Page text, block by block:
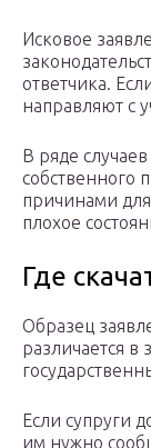
Исковое
ответчика.
направляют с
В ряде
собственного
причинами
плохое
Где
Образец
различается в
Если супруги
им нужно